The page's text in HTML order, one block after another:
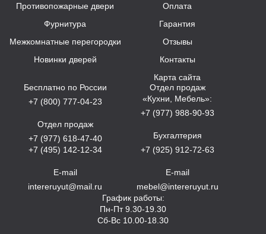
Противопожарные двери
Фурнитура
Межкомнатные перегородки
Новинки дверей
Оплата
Гарантия
Отзывы
Контакты
Карта сайта
Бесплатно по России
+7 (800) 777-04-23
Отдел продаж
+7 (977) 618-47-40
+7 (495) 142-12-34
E-mail
intereruyut@mail.ru
Отдел продаж
«Кухни, Мебель»:
+7 (977) 988-90-93
Бухгалтерия
+7 (925) 912-72-63
E-mail
mebel@intereruyut.ru
График работы:
Пн-Пт 9.30-19.30
Сб-Вс 10.00-18.30